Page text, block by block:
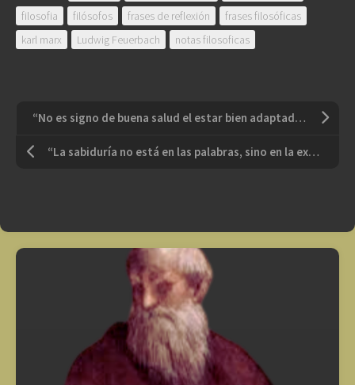
filosofia
filósofos frases de reflexión
frases filosóficas
karl marx
Ludwig Feuerbach notas filosoficas
“No es signo de buena salud el estar bien adaptado a una sociedad profundamente enferma”
“La sabiduría no está en las palabras, sino en la experiencia”